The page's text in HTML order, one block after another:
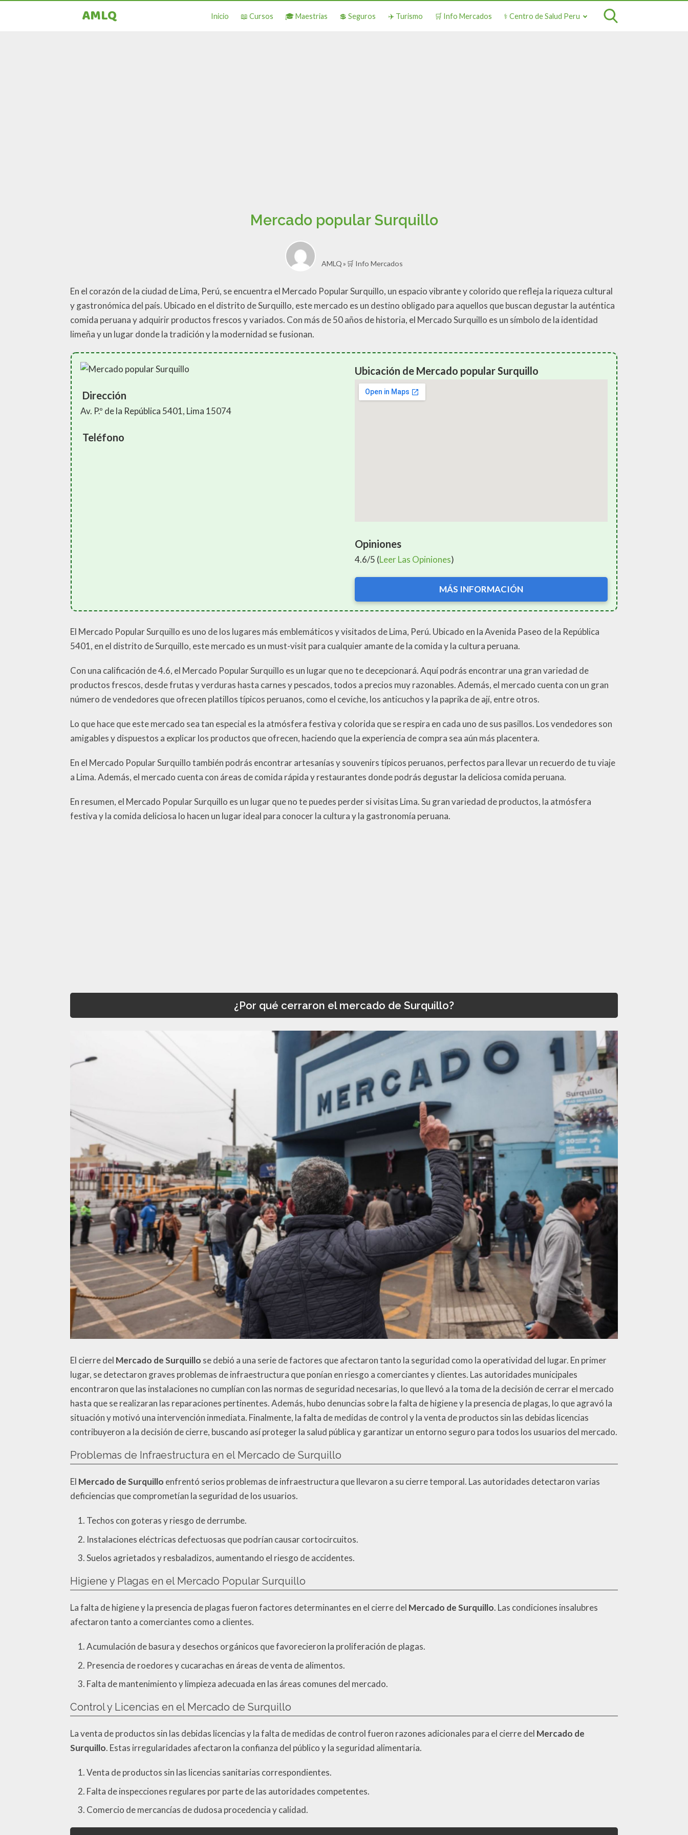
AMLQ Inicio 📖 Cursos 🎓 Maestrias 💲 Seguros ✈️ Turismo 🛒 Info Mercados ⚕️ Centro de Salud Peru
Mercado popular Surquillo
AMLQ 🛒 Info Mercados
En el corazón de la ciudad de Lima, Perú, se encuentra el Mercado Popular Surquillo, un espacio vibrante y colorido que refleja la riqueza cultural
y gastronómica del país. Ubicado en el distrito de Surquillo, este mercado es un destino obligado para aquellos que buscan degustar la auténtica
comida peruana y adquirir productos frescos y variados. Con más de 50 años de historia, el Mercado Surquillo es un símbolo de la identidad
limeña y un lugar donde la tradición y la modernidad se fusionan.
Dirección
Av. P.º de la República 5401, Lima 15074
Teléfono
Ubicación de Mercado popular Surquillo
Opiniones
4.6/5 (Leer Las Opiniones)
MÁS INFORMACIÓN
El Mercado Popular Surquillo es uno de los lugares más emblemáticos y visitados de Lima, Perú. Ubicado en la Avenida Paseo de la República
5401, en el distrito de Surquillo, este mercado es un must-visit para cualquier amante de la comida y la cultura peruana.
Con una calificación de 4.6, el Mercado Popular Surquillo es un lugar que no te decepcionará. Aquí podrás encontrar una gran variedad de
productos frescos, desde frutas y verduras hasta carnes y pescados, todos a precios muy razonables. Además, el mercado cuenta con un gran
número de vendedores que ofrecen platillos típicos peruanos, como el ceviche, los anticuchos y la paprika de ají, entre otros.
Lo que hace que este mercado sea tan especial es la atmósfera festiva y colorida que se respira en cada uno de sus pasillos. Los vendedores son
amigables y dispuestos a explicar los productos que ofrecen, haciendo que la experiencia de compra sea aún más placentera.
En el Mercado Popular Surquillo también podrás encontrar artesanías y souvenirs típicos peruanos, perfectos para llevar un recuerdo de tu viaje
a Lima. Además, el mercado cuenta con áreas de comida rápida y restaurantes donde podrás degustar la deliciosa comida peruana.
En resumen, el Mercado Popular Surquillo es un lugar que no te puedes perder si visitas Lima. Su gran variedad de productos, la atmósfera
festiva y la comida deliciosa lo hacen un lugar ideal para conocer la cultura y la gastronomía peruana.
¿Por qué cerraron el mercado de Surquillo?
El cierre del Mercado de Surquillo se debió a una serie de factores que afectaron tanto la seguridad como la operatividad del lugar. En primer
lugar, se detectaron graves problemas de infraestructura que ponían en riesgo a comerciantes y clientes. Las autoridades municipales
encontraron que las instalaciones no cumplían con las normas de seguridad necesarias, lo que llevó a la toma de la decisión de cerrar el mercado
hasta que se realizaran las reparaciones pertinentes. Además, hubo denuncias sobre la falta de higiene y la presencia de plagas, lo que agravó la
situación y motivó una intervención inmediata. Finalmente, la falta de medidas de control y la venta de productos sin las debidas licencias
contribuyeron a la decisión de cierre, buscando así proteger la salud pública y garantizar un entorno seguro para todos los usuarios del mercado.
Problemas de Infraestructura en el Mercado de Surquillo
El Mercado de Surquillo enfrentó serios problemas de infraestructura que llevaron a su cierre temporal. Las autoridades detectaron varias
deficiencias que comprometían la seguridad de los usuarios.
Techos con goteras y riesgo de derrumbe.
Instalaciones eléctricas defectuosas que podrían causar cortocircuitos.
Suelos agrietados y resbaladizos, aumentando el riesgo de accidentes.
Higiene y Plagas en el Mercado Popular Surquillo
La falta de higiene y la presencia de plagas fueron factores determinantes en el cierre del Mercado de Surquillo. Las condiciones insalubres
afectaron tanto a comerciantes como a clientes.
Acumulación de basura y desechos orgánicos que favorecieron la proliferación de plagas.
Presencia de roedores y cucarachas en áreas de venta de alimentos.
Falta de mantenimiento y limpieza adecuada en las áreas comunes del mercado.
Control y Licencias en el Mercado de Surquillo
La venta de productos sin las debidas licencias y la falta de medidas de control fueron razones adicionales para el cierre del Mercado de
Surquillo. Estas irregularidades afectaron la confianza del público y la seguridad alimentaria.
Venta de productos sin las licencias sanitarias correspondientes.
Falta de inspecciones regulares por parte de las autoridades competentes.
Comercio de mercancías de dudosa procedencia y calidad.